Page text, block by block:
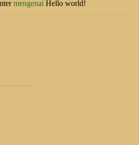
mengenai Hello world!